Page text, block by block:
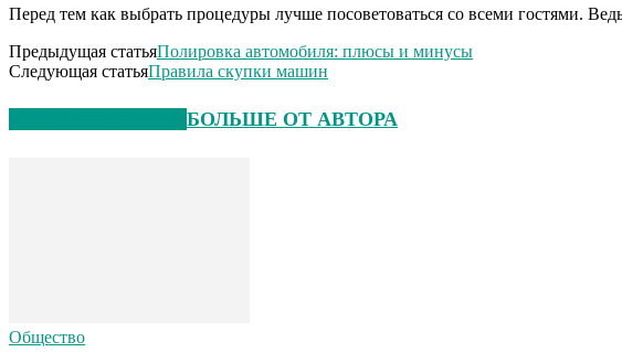
Перед тем как выбрать процедуры лучше посоветоваться со всеми гостями.
Предыдущая статьяПолировка автомобиля: плюсы и минусы
Следующая статьяПравила скупки машин
БОЛЬШЕ ОТ АВТОРА
Общество